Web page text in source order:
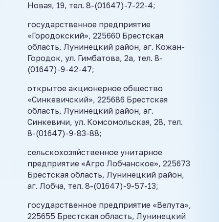
Новая, 19, тел. 8-(01647)-7-22-4;
государственное предприятие
«Городокский», 225660 Брестская
область, Лунинецкий район, аг. Кожан-
Городок, ул. Гимбатова, 2а, тел. 8-
(01647)-9-42-47;
открытое акционерное общество
«Синкевичский», 225686 Брестская
область, Лунинецкий район, аг.
Синкевичи, ул. Комсомольская, 28, тел.
8-(01647)-9-83-88;
сельскохозяйственное унитарное
предприятие «Агро Лобчанское», 225673
Брестская область, Лунинецкий район,
аг. Лобча, тел. 8-(01647)-9-57-13;
государственное предприятие «Велута»,
225655 Брестская область, Лунинецкий